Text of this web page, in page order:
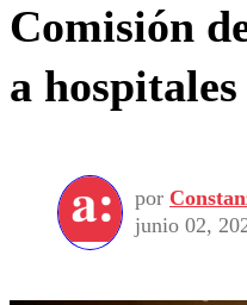
Comisión
a
por
junio 02,